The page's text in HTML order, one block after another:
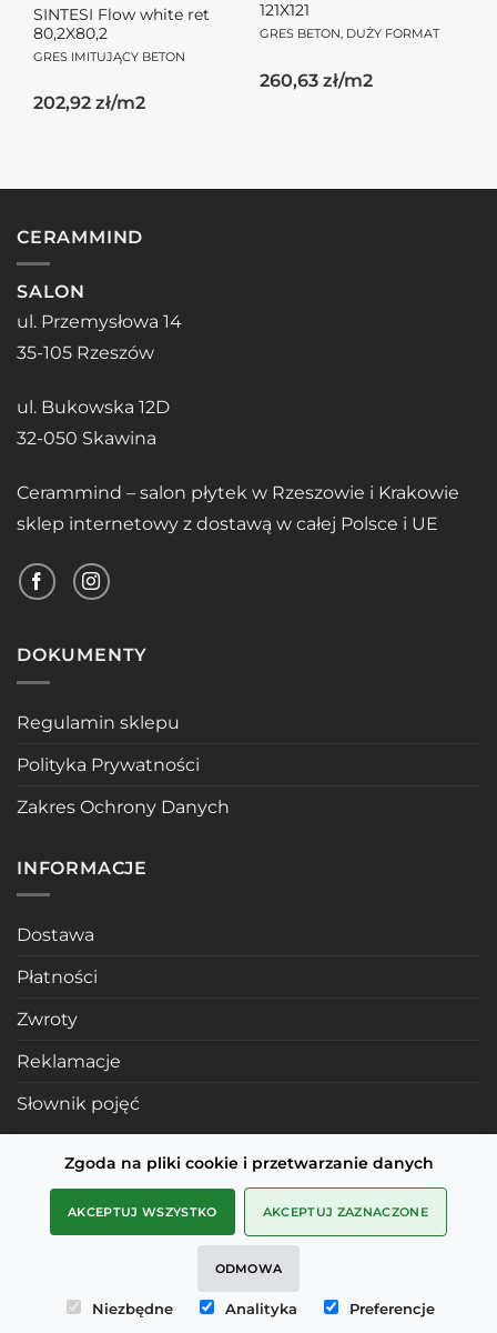
SINTESI Flow white ret
80,2X80,2
GRES IMITUJĄCY BETON
202,92 zł/m2
121X121
GRES BETON, DUŻY FORMAT
260,63 zł/m2
Zgoda na pliki cookie i przetwarzanie danych
AKCEPTUJ WSZYSTKO AKCEPTUJ ZAZNACZONE
ODMOWA
Niezbędne Analityka Preferencje
CERAMMIND
SALON
ul. Przemysłowa 14
35-105 Rzeszów
ul. Bukowska 12D
32-050 Skawina
Cerammind – salon płytek w Rzeszowie i Krakowie
sklep internetowy z dostawą w całej Polsce i UE
DOKUMENTY
Regulamin sklepu
Polityka Prywatności
Zakres Ochrony Danych
INFORMACJE
Dostawa
Płatności
Zwroty
Reklamacje
Słownik pojęć
POLECANE STRONY
Profile mosiężne
mDesignStudio